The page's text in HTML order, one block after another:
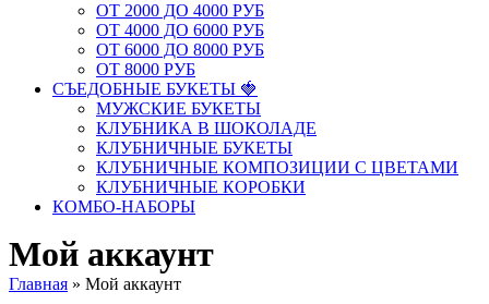
ОТ 2000 ДО 4000 РУБ
ОТ 4000 ДО 6000 РУБ
ОТ 6000 ДО 8000 РУБ
ОТ 8000 РУБ
СЪЕДОБНЫЕ БУКЕТЫ 🍓
МУЖСКИЕ БУКЕТЫ
КЛУБНИКА В ШОКОЛАДЕ
КЛУБНИЧНЫЕ БУКЕТЫ
КЛУБНИЧНЫЕ КОМПОЗИЦИИ С ЦВЕТАМИ
КЛУБНИЧНЫЕ КОРОБКИ
КОМБО-НАБОРЫ
Мой аккаунт
Главная » Мой аккаунт